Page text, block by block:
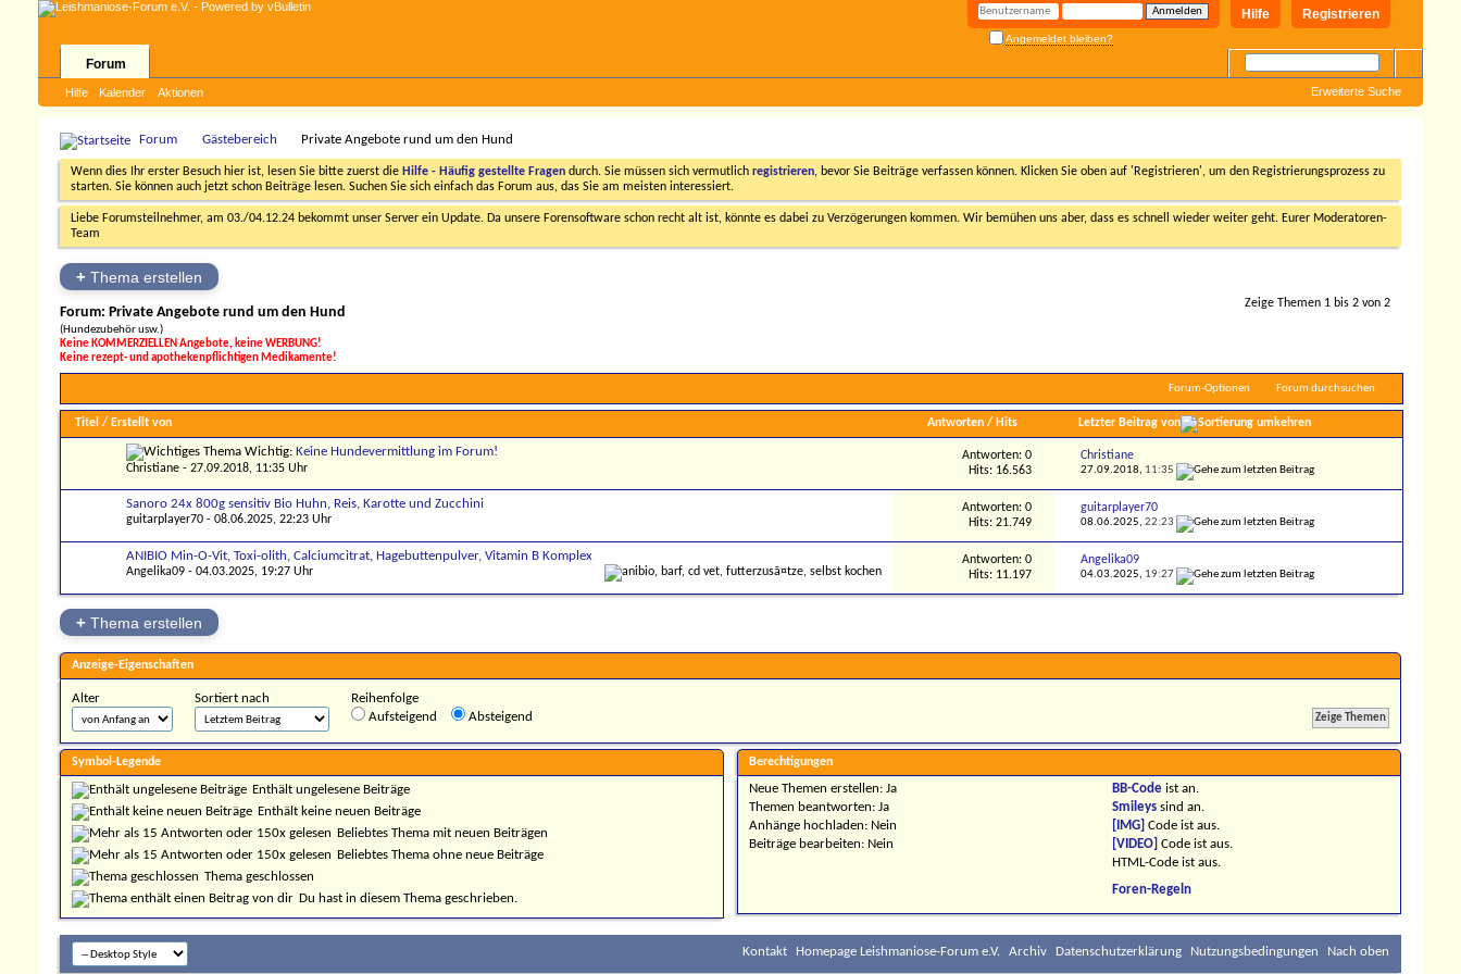
Registrieren
Hilfe
Angemeldet bleiben?
Forum
Hilfe Kalender Aktionen Erweiterte Suche
Forum Gästebereich Private Angebote rund um den Hund
Wenn dies Ihr erster Besuch hier ist, lesen Sie bitte zuerst die Hilfe - Häufig gestellte Fragen durch. Sie müssen sich vermutlich registrieren, bevor Sie Beiträge verfassen können. Klicken Sie oben auf 'Registrieren', um den Registrierungsprozess zu
starten. Sie können auch jetzt schon Beiträge lesen. Suchen Sie sich einfach das Forum aus, das Sie am meisten interessiert.
Liebe Forumsteilnehmer, am 03./04.12.24 bekommt unser Server ein Update. Da unsere Forensoftware schon recht alt ist, könnte es dabei zu Verzögerungen kommen. Wir bemühen uns aber, dass es schnell wieder weiter geht. Eurer Moderatoren-
Team
+ Thema erstellen
Zeige Themen 1 bis 2 von 2
Forum: Private Angebote rund um den Hund
(Hundezubehör usw.)
Keine KOMMERZIELLEN Angebote, keine WERBUNG!
Keine rezept- und apothekenpflichtigen Medikamente!
Forum-Optionen Forum durchsuchen
Titel / Erstellt von Antworten/ Hits Letzter Beitrag von
Wichtig: Keine Hundevermittlung im Forum!
Christiane - 27.09.2018, 11:35 Uhr
Antworten: 0
Hits: 16.563
Christiane
27.09.2018, 11:35
Sanoro 24x 800g sensitiv Bio Huhn, Reis, Karotte und Zucchini
guitarplayer70 - 08.06.2025, 22:23 Uhr
Antworten: 0
Hits: 21.749
guitarplayer70
08.06.2025, 22:23
ANIBIO Min-O-Vit, Toxi-olith, Calciumcitrat, Hagebuttenpulver, Vitamin B Komplex
Angelika09 - 04.03.2025, 19:27 Uhr
Antworten: 0
Hits: 11.197
Angelika09
04.03.2025, 19:27
+ Thema erstellen
Anzeige-Eigenschaften
Alter Sortiert nach
Reihenfolge
Aufsteigend
Absteigend
Symbol-Legende
Enthält ungelesene Beiträge
Enthält keine neuen Beiträge
Beliebtes Thema mit neuen Beiträgen
Beliebtes Thema ohne neue Beiträge
Thema geschlossen
Du hast in diesem Thema geschrieben.
Berechtigungen
Neue Themen erstellen:Ja
Themen beantworten:Ja
Anhänge hochladen: Nein
Beiträge bearbeiten: Nein
BB-Code istan.
Smileys sindan.
[IMG] Code istaus.
[VIDEO] Code istaus.
HTML-Code istaus.
Foren-Regeln
Kontakt Homepage Leishmaniose-Forum e.V. Archiv Datenschutzerklärung Nutzungsbedingungen Nach oben